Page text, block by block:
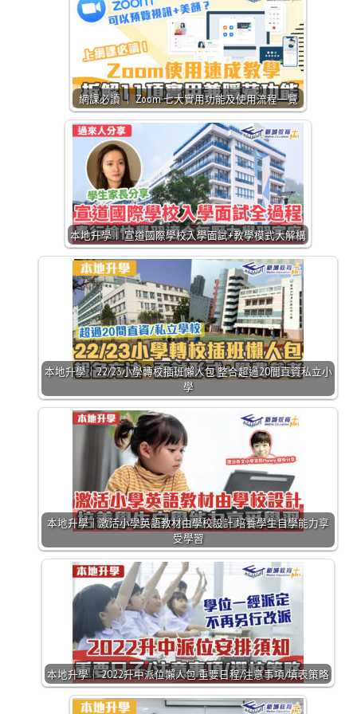
網課必讀 ｜ Zoom 七大實用功能及使用流程一覽
本地升學｜ 宣道國際學校入學面試+教學模式大解構
本地升學｜22/23小學轉校插班懶人包 整合超過20間直資私立小
學
本地升學｜激活小學英語教材由學校設計 培養學生自學能力享
受學習
本地升學｜ 2022升中派位懶人包 重要日程/注意事項/填表策略